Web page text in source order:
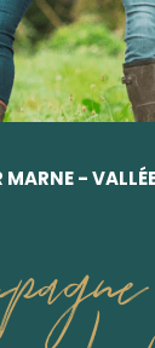
MARNE -